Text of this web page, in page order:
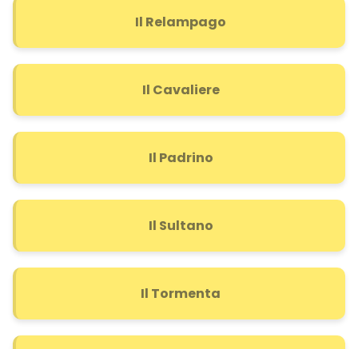
Il Relampago
Il Cavaliere
Il Padrino
Il Sultano
Il Tormenta